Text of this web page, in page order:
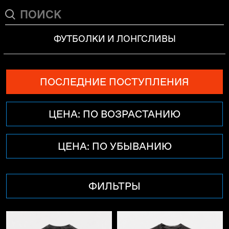
ФУТБОЛКИ И ЛОНГСЛИВЫ
ПОСЛЕДНИЕ ПОСТУПЛЕНИЯ
ЦЕНА: ПО ВОЗРАСТАНИЮ
ЦЕНА: ПО УБЫВАНИЮ
ФИЛЬТРЫ